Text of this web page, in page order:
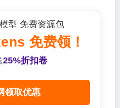
型 免费资源包
免费领！
25%折扣卷
领取优惠